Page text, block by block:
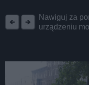
Nawiguj za
urządzeniu